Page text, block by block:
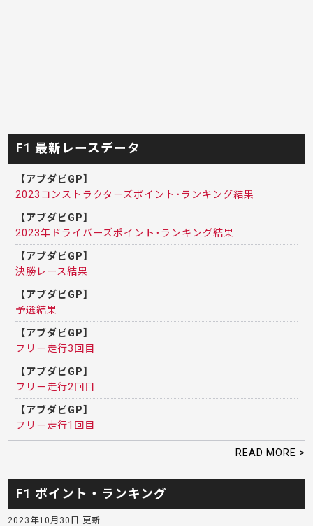
F1 最新レースデータ
【アブダビGP】
2023コンストラクターズポイント･ランキング結果
【アブダビGP】
2023年ドライバーズポイント･ランキング結果
【アブダビGP】
決勝レース結果
【アブダビGP】
予選結果
【アブダビGP】
フリー走行3回目
【アブダビGP】
フリー走行2回目
【アブダビGP】
フリー走行1回目
READ MORE >
F1 ポイント・ランキング
2023年10月30日 更新